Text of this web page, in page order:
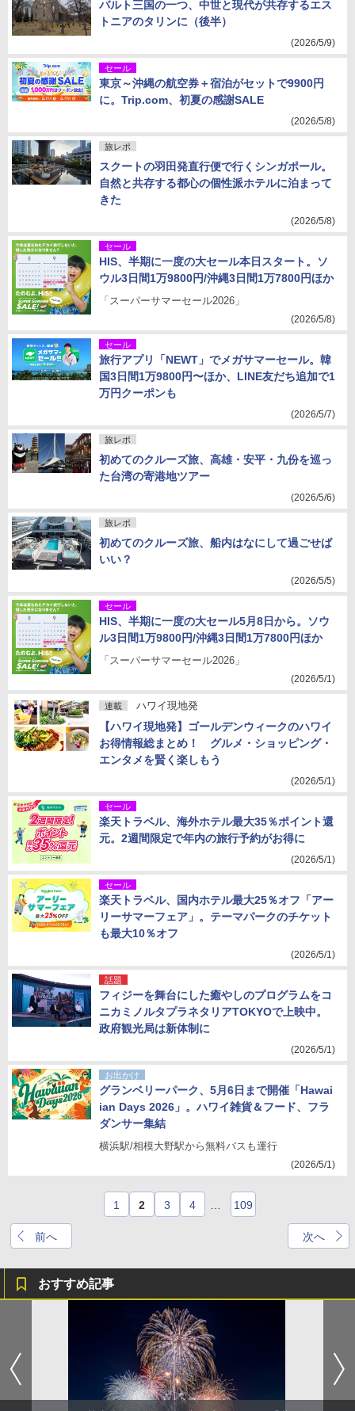
バルト三国の一つ、中世と現代が共存するエス
トニアのタリンに（後半）
(2026/5/9)
セール
東京～沖縄の航空券＋宿泊がセットで9900円
に。Trip.com、初夏の感謝SALE
(2026/5/8)
旅レポ
スクートの羽田発直行便で行くシンガポール。
自然と共存する都心の個性派ホテルに泊まって
きた
(2026/5/8)
セール
HIS、半期に一度の大セール本日スタート。ソ
ウル3日間1万9800円/沖縄3日間1万7800円ほか
「スーパーサマーセール2026」
(2026/5/8)
セール
旅行アプリ「NEWT」でメガサマーセール。韓
国3日間1万9800円〜ほか、LINE友だち追加で1
万円クーポンも
(2026/5/7)
旅レポ
初めてのクルーズ旅、高雄・安平・九份を巡っ
た台湾の寄港地ツアー
(2026/5/6)
旅レポ
初めてのクルーズ旅、船内はなにして過ごせば
いい？
(2026/5/5)
セール
HIS、半期に一度の大セール5月8日から。ソウ
ル3日間1万9800円/沖縄3日間1万7800円ほか
「スーパーサマーセール2026」
(2026/5/1)
連載 ハワイ現地発
【ハワイ現地発】ゴールデンウィークのハワイ
お得情報総まとめ！ グルメ・ショッピング・
エンタメを賢く楽しもう
(2026/5/1)
セール
楽天トラベル、海外ホテル最大35％ポイント還
元。2週間限定で年内の旅行予約がお得に
(2026/5/1)
セール
楽天トラベル、国内ホテル最大25％オフ「アー
リーサマーフェア」。テーマパークのチケット
も最大10％オフ
(2026/5/1)
話題
フィジーを舞台にした癒やしのプログラムをコ
ニカミノルタプラネタリアTOKYOで上映中。
政府観光局は新体制に
(2026/5/1)
お出かけ
グランベリーパーク、5月6日まで開催「Hawai
ian Days 2026」。ハワイ雑貨＆フード、フラ
ダンサー集結
横浜駅/相模大野駅から無料バスも運行
(2026/5/1)
前へ
1 2 3 4 109
次へ
おすすめ記事